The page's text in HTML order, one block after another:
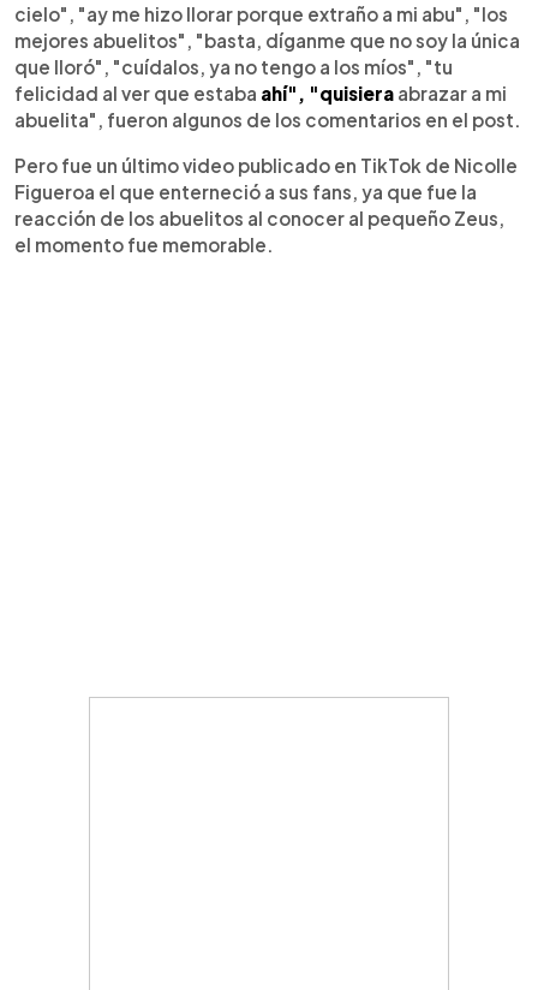
cielo", "ay me hizo llorar porque extraño a mi abu", "los
mejores abuelitos", "basta, díganme que no soy la única
que lloró", "cuídalos, ya no tengo a los míos", "tu
felicidad al ver que estaba ahí", "quisiera abrazar a mi
abuelita", fueron algunos de los comentarios en el post.
Pero fue un último video publicado en TikTok de Nicolle
Figueroa el que enterneció a sus fans, ya que fue la
reacción de los abuelitos al conocer al pequeño Zeus,
el momento fue memorable.